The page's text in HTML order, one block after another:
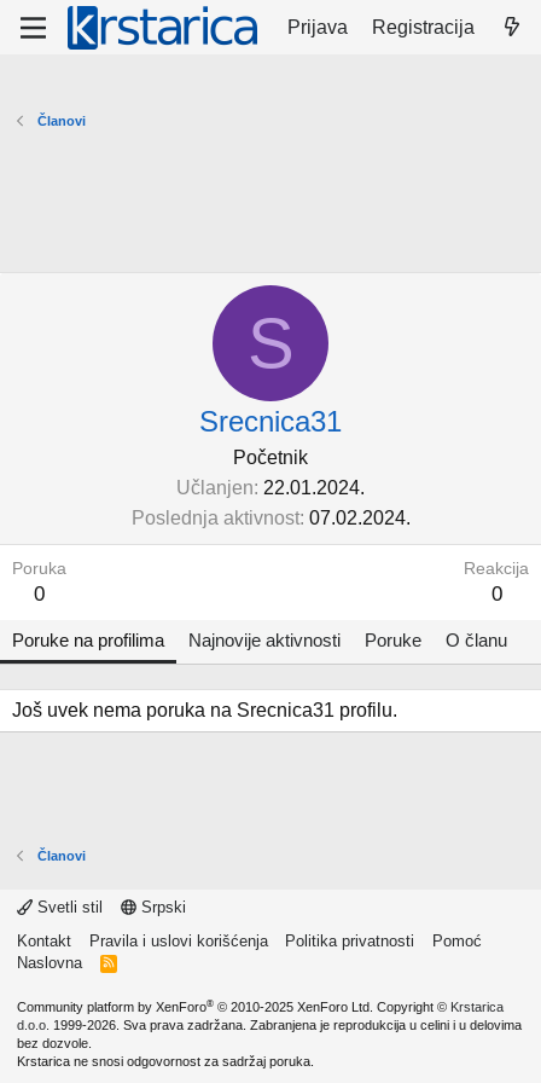
Prijava Registracija
Članovi
S
Srecnica31
Početnik
Učlanjen 22.01.2024.
Poslednja aktivnost 07.02.2024.
Poruka
0
Reakcija
0
Poruke na profilima Najnovije aktivnosti Poruke O članu
Još uvek nema poruka na Srecnica31 profilu.
Članovi
Svetli stil
Srpski
Kontakt
Pravila i uslovi korišćenja Politika privatnosti
Pomoć
Naslovna
R
Community platform by XenForo® © 2010-2025 XenForo Ltd. Copyright © Krstarica
d.o.o. 1999-2026. Sva prava zadržana. Zabranjena je reprodukcija u celini i u delovima
bez dozvole.
Krstarica ne snosi odgovornost za sadržaj poruka.